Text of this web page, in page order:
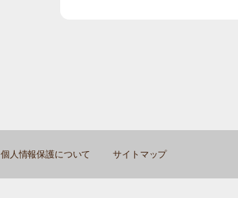
個人情報保護について サイトマップ